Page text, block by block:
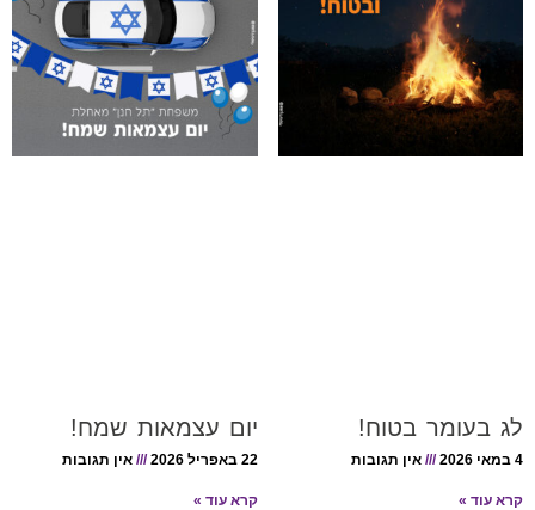
לג בעומר בטוח!
4 במאי 2026 אין תגובות
קרא עוד »
יום עצמאות שמח!
22 באפריל 2026 אין תגובות
קרא עוד »